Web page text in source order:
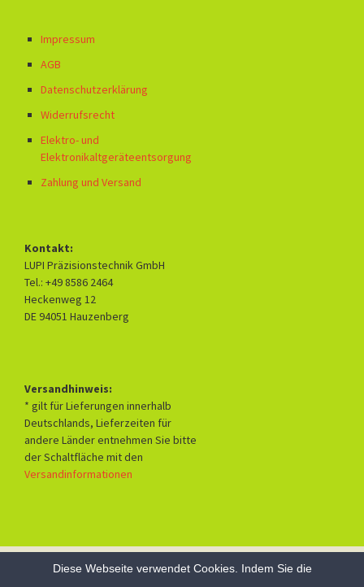
Impressum
AGB
Datenschutzerklärung
Widerrufsrecht
Elektro- und
Elektronikaltgeräteentsorgung
Zahlung und Versand
Kontakt:
LUPI Präzisionstechnik GmbH
Tel.: +49 8586 2464
Heckenweg 12
DE 94051 Hauzenberg
Versandhinweis:
* gilt für Lieferungen innerhalb
Deutschlands, Lieferzeiten für
andere Länder entnehmen Sie bitte
der Schaltfläche mit den
Versandinformationen
Diese Webseite verwendet Cookies. Indem Sie die